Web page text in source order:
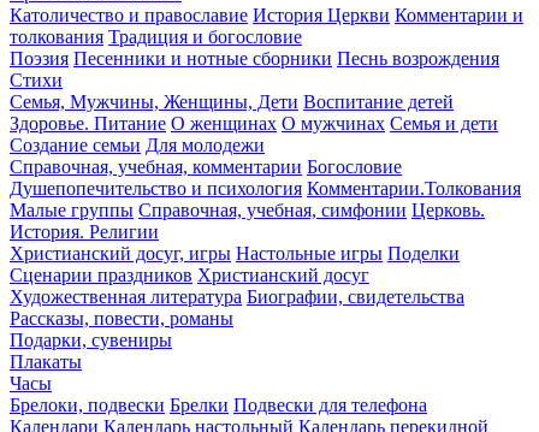
Католичество и православие История Церкви Комментарии и
толкования Традиция и богословие
Поэзия Песенники и нотные сборники Песнь возрождения
Стихи
Семья, Мужчины, Женщины, Дети Воспитание детей
Здоровье. Питание О женщинах О мужчинах Семья и дети
Создание семьи Для молодежи
Справочная, учебная, комментарии Богословие
Душепопечительство и психология Комментарии.Толкования
Малые группы Справочная, учебная, симфонии Церковь.
История. Религии
Христианский досуг, игры Настольные игры Поделки
Сценарии праздников Христианский досуг
Художественная литература Биографии, свидетельства
Рассказы, повести, романы
Подарки, сувениры
Плакаты
Часы
Брелоки, подвески Брелки Подвески для телефона
Календари Календарь настольный Календарь перекидной